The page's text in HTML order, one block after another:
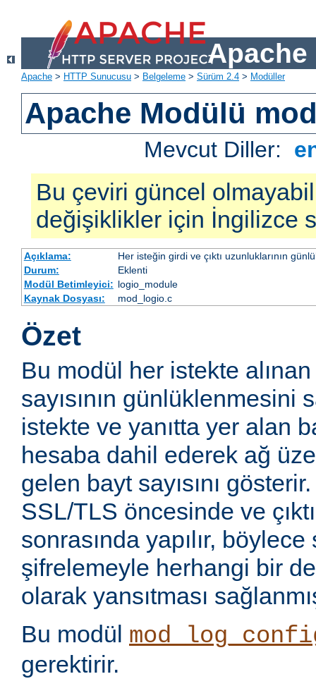
Apache
Apache > HTTP Sunucusu > Belgeleme > Sürüm 2.4 > Modüller
Apache Modülü
Mevcut Diller:
Bu çeviri güncel
değişiklikler için İngilizce
Açıklama:
Her isteğin girdi ve çıktı uzunluklarının
Durum:
Eklenti
Modül Betimleyici: logio_module
Kaynak Dosyası:
mod_logio.c
Özet
Bu modül her istekte
sayısının günlüklenmesini
istekte ve yanıtta yer alan
hesaba dahil ederek ağ
gelen bayt sayısını
SSL/TLS öncesinde ve
sonrasında yapılır, böylece
şifrelemeyle herhangi bir
olarak yansıtması
Bu modül
gerektirir.